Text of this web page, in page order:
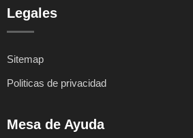
Legales
Sitemap
Politicas de privacidad
Mesa de Ayuda